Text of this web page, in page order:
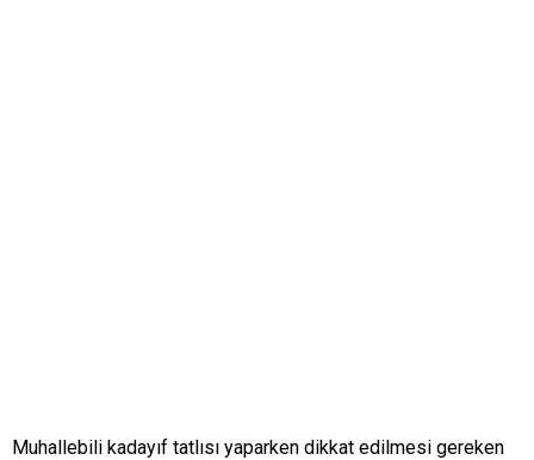
Muhallebili kadayıf tatlısı yaparken dikkat edilmesi gereken